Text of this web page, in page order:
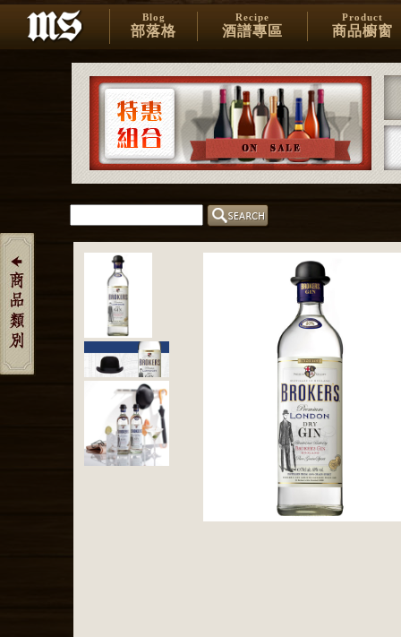
Blog
部落格
Recipe
酒譜專區
Product
商品櫥窗